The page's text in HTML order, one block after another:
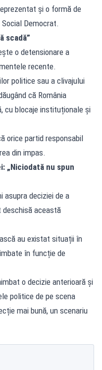
și o formă de
Democrat.
scadă”
o detensionare a
recente.
politice sau a clivajului
că România
cu blocaje instituționale și
orice partid responsabil
din impas.
„Niciodată nu spun
asupra deciziei de a
deschisă această
au existat situații în
în funcție de
o decizie anterioară și
politice de pe scena
mai bună, un scenariu